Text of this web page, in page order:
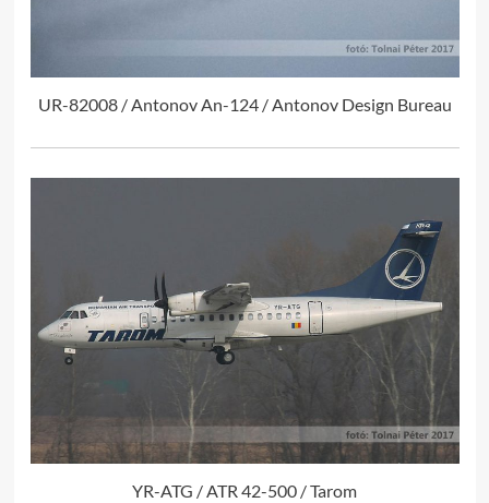
UR-82008 / Antonov An-124 / Antonov Design Bureau
YR-ATG / ATR 42-500 / Tarom